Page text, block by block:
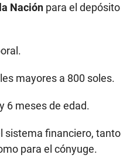
Nación para el depósito
mayores a 800 soles.
6 meses de edad.
sistema financiero, tanto
para el cónyuge.